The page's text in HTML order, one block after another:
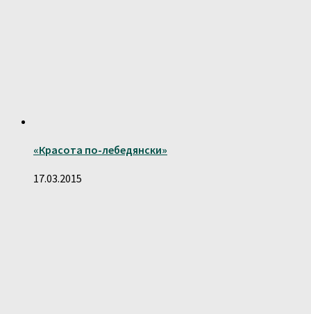
«Красота по-лебедянски»
17.03.2015